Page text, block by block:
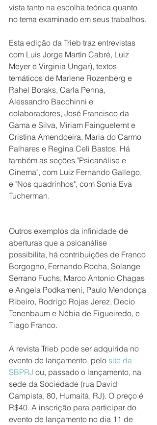
vista tanto na escolha teórica quanto
no tema examinado em seus trabalhos.
Esta edição da Trieb traz entrevistas
com Luis Jorge Martín Cabré, Luiz
Meyer e Virginia Ungar), textos
temáticos de Marlene Rozenberg e
Rahel Boraks, Carla Penna,
Alessandro Bacchinni e
colaboradores, José Francisco da
Gama e Silva, Miriam Fainguelernt e
Cristina Amendoeira, Maria do Carmo
Palhares e Regina Celi Bastos. Há
também as seções "Psicanálise e
Cinema", com Luiz Fernando Gallego,
e "Nos quadrinhos", com Sonia Eva
Tucherman.
Outros exemplos da infinidade de
aberturas que a psicanálise
possibilita, há contribuições de Franco
Borgogno, Fernando Rocha, Solange
Serrano Fuchs, Marco Antonio Chagas
e Angela Podkameni, Paulo Mendonça
Ribeiro, Rodrigo Rojas Jerez, Decio
Tenenbaum e Nébia de Figueiredo, e
Tiago Franco.
A revista Trieb pode ser adquirida no
evento de lançamento, pelo site da
SBPRJ ou, passado o lançamento, na
sede da Sociedade (rua David
Campista, 80, Humaitá, RJ). O preço é
R$40. A inscrição para participar do
evento de lançamento no dia 11 de